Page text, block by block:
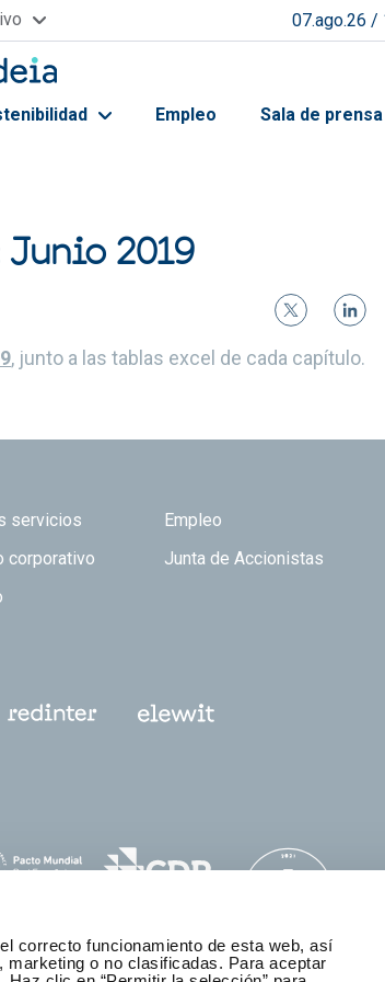
correcto funcionamiento de esta web, así
o no clasificadas. Para aceptar
07.ago.26 /
Empleo Sala de prensa
2019
, junto a las tablas excel de cada capítulo.
servicios Empleo
corporativo Junta de Accionistas